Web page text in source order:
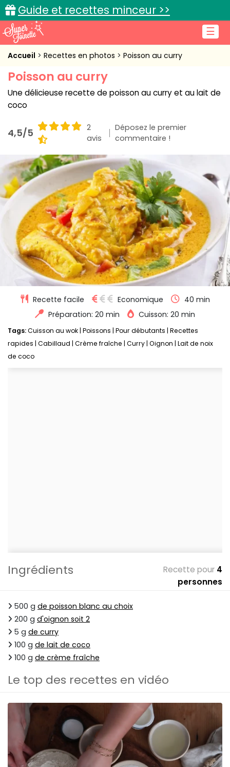
☰
Guide et recettes minceur >>
Accueil
Recettes de cuisine
L'actu cuisine
Connexion
Accueil Recettes en photos Poisson au curry
Poisson au curry
Une délicieuse recette de poisson au curry et au lait de
coco
4,5/5
2
avis
Déposez le premier
commentaire !
Recette facile Economique
40 min
Préparation: 20 min
Cuisson: 20 min
Tags:Cuisson au wok Poissons Pour débutants Recettes
rapides Cabillaud Crème fraîche Curry Oignon Lait de noix
de coco
Ingrédients Recette pour 4
personnes
500 g de poisson blanc au choix
200 g d'oignon soit 2
5 g de curry
100 g de lait de coco
100 g de crème fraîche
Le top des recettes en vidéo